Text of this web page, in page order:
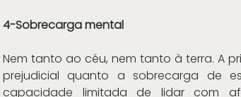
4-Sobrecarga mental
Nem tanto ao céu, nem tanto à terra. A
prejudicial quanto a sobrecarga de
capacidade limitada de lidar com